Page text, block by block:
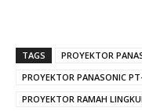
TAGS
PROYEKTOR
PROYEKTOR PANASONIC
PROYEKTOR RAMAH